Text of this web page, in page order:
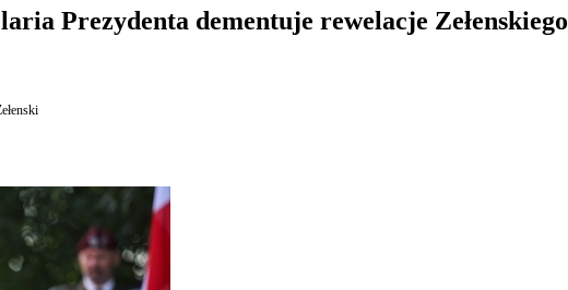
Prezydenta dementuje rewelacje Zełenskiego